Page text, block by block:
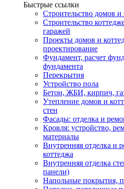
Быстрые ссылки
Строительство домов и
Строительство
гаражей
Проекты домов и
проектирование
Фундамент, расчет
фундамента
Перекрытия
Устройство пола
Бетон, ЖБИ, кирпич,
Утепление домов и
стен
Фасады: отделка и
Кровля: устройство,
материалы
Внутренняя отделка и
коттеджа
Внутренняя отделка
панели)
Напольные покрытия,